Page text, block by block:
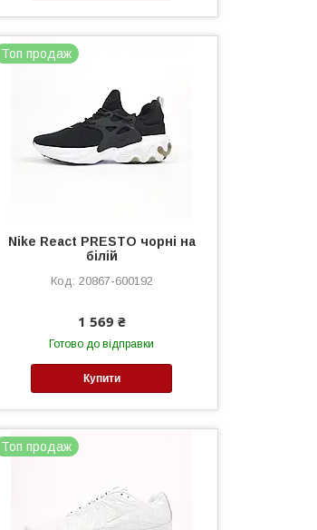
Топ продаж
Nike React PRESTO чорні на
білій
20867-600192
1 569 ₴
Готово до відправки
Купити
Топ продаж